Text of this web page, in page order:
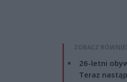
ZOBACZ
26-letni
Teraz